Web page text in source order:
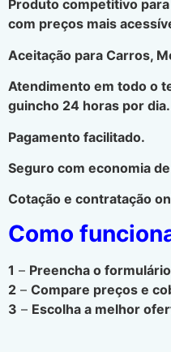
Produto competitivo
com preços mais
Aceitação para Carros,
Atendimento em todo o
guincho 24 horas por dia.
Pagamento facilitado.
Seguro com economia
Cotação e contratação
Como
1 – Preencha o
2 – Compare preços e
3 – Escolha a melhor